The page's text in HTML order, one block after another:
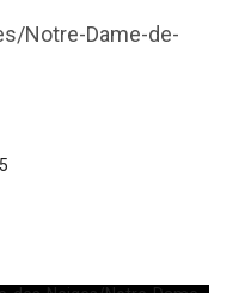
Notre-Dame-de-